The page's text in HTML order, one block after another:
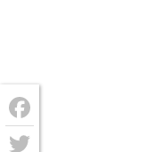
Facebook